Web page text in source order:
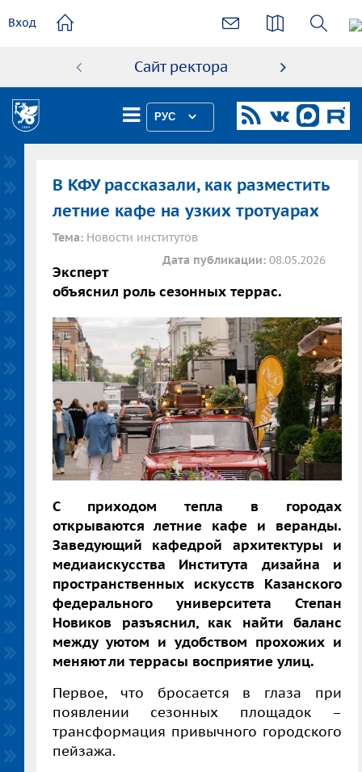
содержанию
Вход
Сайт ректора
РУС
В КФУ рассказали, как разместить
летние кафе на узких тротуарах
Тема: Новости институтов
Дата публикации: 08.05.2026
Эксперт
объяснил роль сезонных террас.
С приходом тепла в городах
открываются летние кафе и веранды.
Заведующий кафедрой архитектуры и
медиаискусства Института дизайна и
пространственных искусств Казанского
федерального университета Степан
Новиков разъяснил, как найти баланс
между уютом и удобством прохожих и
меняют ли террасы восприятие улиц.
Первое, что бросается в глаза при
появлении сезонных площадок –
трансформация привычного городского
пейзажа.